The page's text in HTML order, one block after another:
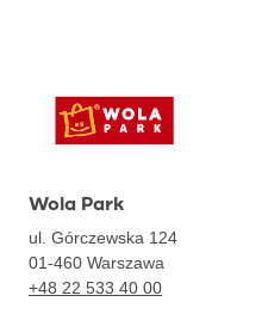
Wola Park
ul. Górczewska 124
01-460 Warszawa
+48 22 533 40 00